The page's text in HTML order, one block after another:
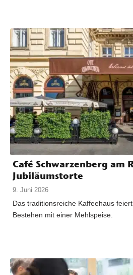
Café Schwarzenberg am
Jubiläumstorte
9. Juni 2026
Das traditionsreiche Kaffeehaus
Bestehen mit einer Mehlspeise.